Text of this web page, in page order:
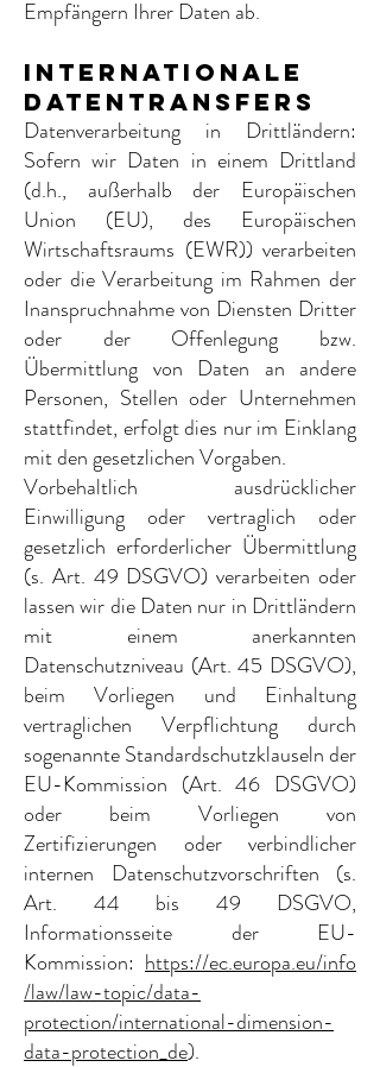
Empfängern Ihrer Daten ab.
Internationale
Datentransfers
Datenverarbeitung in Drittländern:
Sofern wir Daten in einem Drittland
(d.h., außerhalb der Europäischen
Union (EU), des Europäischen
Wirtschaftsraums (EWR)) verarbeiten
oder die Verarbeitung im Rahmen der
Inanspruchnahme von Diensten Dritter
oder der Offenlegung bzw.
Übermittlung von Daten an andere
Personen, Stellen oder Unternehmen
stattfindet, erfolgt dies nur im Einklang
mit den gesetzlichen Vorgaben.
Vorbehaltlich ausdrücklicher
Einwilligung oder vertraglich oder
gesetzlich erforderlicher Übermittlung
(s. Art. 49 DSGVO) verarbeiten oder
lassen wir die Daten nur in Drittländern
mit einem anerkannten
Datenschutzniveau (Art. 45 DSGVO),
beim Vorliegen und Einhaltung
vertraglichen Verpflichtung durch
sogenannte Standardschutzklauseln der
EU-Kommission (Art. 46 DSGVO)
oder beim Vorliegen von
Zertifizierungen oder verbindlicher
internen Datenschutzvorschriften (s.
Art. 44 bis 49 DSGVO,
Informationsseite der EU-
Kommission: https://ec.europa.eu/info
/law/law-topic/data-
protection/international-dimension-
data-protection_de).